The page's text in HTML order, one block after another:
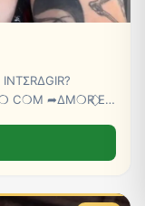
C❍M ➦∆M❍R ⃟E